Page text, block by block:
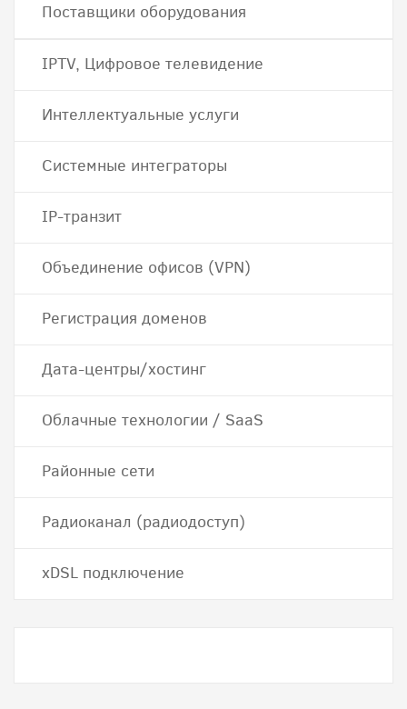
Поставщики оборудования
IPTV, Цифровое телевидение
Интеллектуальные услуги
Системные интеграторы
IP-транзит
Объединение офисов (VPN)
Регистрация доменов
Дата-центры/хостинг
Облачные технологии / SaaS
Районные сети
Радиоканал (радиодоступ)
хDSL подключение